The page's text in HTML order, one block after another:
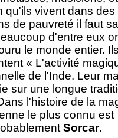
qu'ils vivent dans des
de pauvreté il faut
d'entre eux
le monde entier. Ils
« L'activité
de l'Inde. Leur
sur une longue
l'histoire de la
le plus connu est
Sorcar.